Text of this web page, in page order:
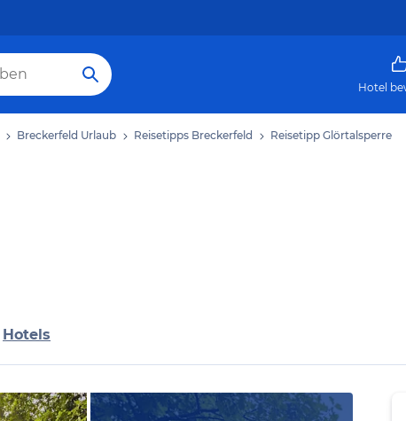
Hotel
Breckerfeld Urlaub Reisetipps Breckerfeld Reisetipp Glörtalsperre
Hotels